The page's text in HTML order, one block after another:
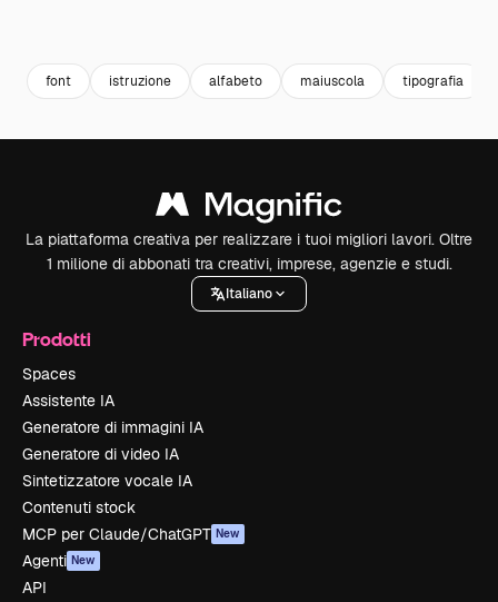
font istruzione alfabeto maiuscola tipografia
La piattaforma creativa per realizzare i tuoi migliori lavori. Oltre
1 milione di abbonati tra creativi, imprese, agenzie e studi.
Italiano
Prodotti
Spaces
Assistente IA
Generatore di immagini IA
Generatore di video IA
Sintetizzatore vocale IA
Contenuti stock
MCP per Claude/ChatGPT New
Agenti New
API